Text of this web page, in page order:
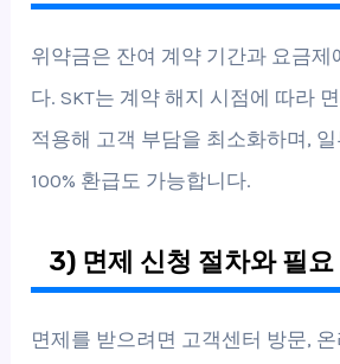
위약금은 잔여 계약 기간과 요금제
다. SKT는 계약 해지 시점에 따라
적용해 고객 부담을 최소화하며,
100% 환급도 가능합니다.
3) 면제 신청 절차와 필
면제를 받으려면 고객센터 방문,